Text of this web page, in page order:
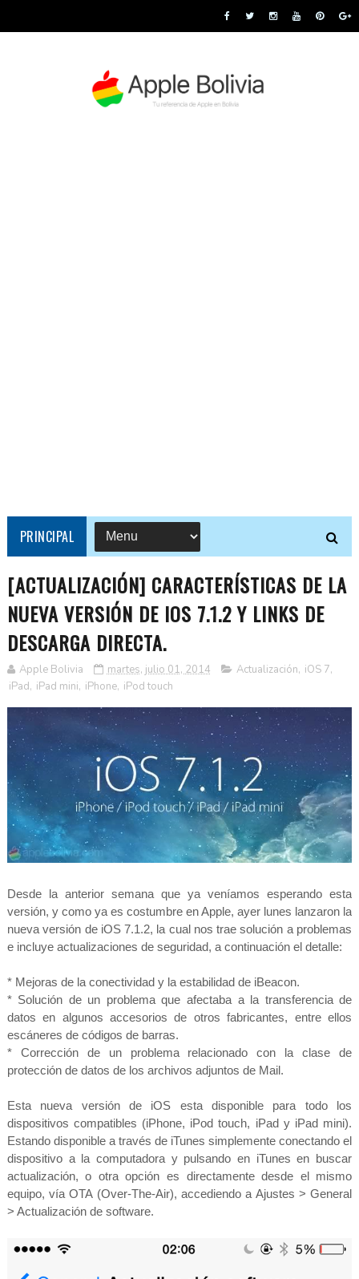
PRINCIPAL
[ACTUALIZACIÓN] CARACTERÍSTICAS DE LA
NUEVA VERSIÓN DE IOS 7.1.2 Y LINKS DE
DESCARGA DIRECTA.
Apple Bolivia martes, julio 01, 2014 Actualización, iOS 7,
iPad, iPad mini, iPhone, iPod touch
Desde la anterior semana que ya veníamos esperando esta
versión, y como ya es costumbre en Apple, ayer lunes lanzaron la
nueva versión de iOS 7.1.2, la cual nos trae solución a problemas
e incluye actualizaciones de seguridad, a continuación el detalle:
* Mejoras de la conectividad y la estabilidad de iBeacon.
* Solución de un problema que afectaba a la transferencia de
datos en algunos accesorios de otros fabricantes, entre ellos
escáneres de códigos de barras.
* Corrección de un problema relacionado con la clase de
protección de datos de los archivos adjuntos de Mail.
Esta nueva versión de iOS esta disponible para todo los
dispositivos compatibles (iPhone, iPod touch, iPad y iPad mini).
Estando disponible a través de iTunes simplemente conectando el
dispositivo a la computadora y pulsando en iTunes en buscar
actualización, o otra opción es directamente desde el mismo
equipo, vía OTA (Over-The-Air), accediendo a Ajustes > General
> Actualización de software.